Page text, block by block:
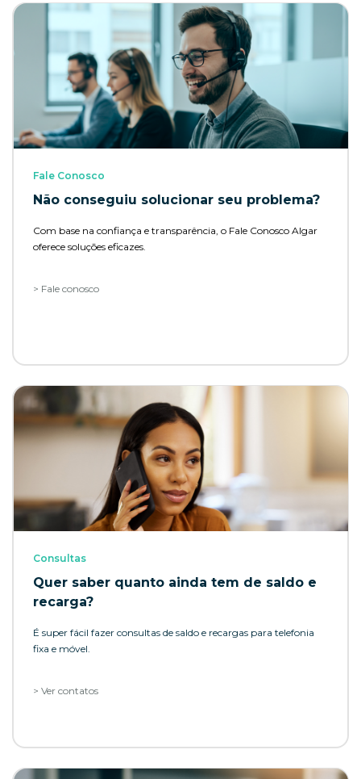
Fale Conosco
Não conseguiu solucionar seu problema?
Com base na confiança e transparência, o Fale Conosco Algar
oferece soluções eficazes.
> Fale conosco
Consultas
Quer saber quanto ainda tem de saldo e
recarga?
É super fácil fazer consultas de saldo e recargas para telefonia
fixa e móvel.
> Ver contatos